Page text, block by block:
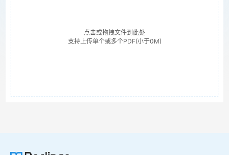
点击或拖拽文件到此处
支持上传单个或多个PDF(小于0M)